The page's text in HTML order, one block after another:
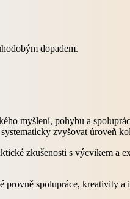
dopadem.
myšlení, pohybu a
zvyšovat úroveň
zkušenosti s výcvikem a
provně spolupráce, kreativity a